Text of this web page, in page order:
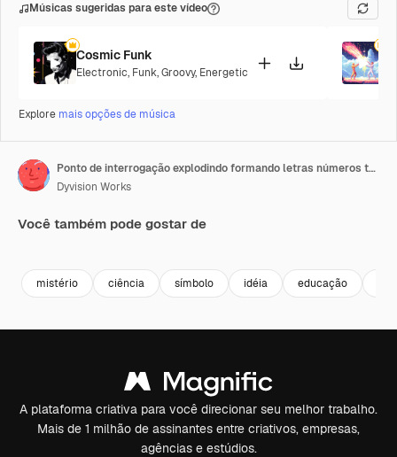
Músicas sugeridas para este vídeo
Cosmic Funk
Electronic, Funk,Groovy, Energetic
Explore mais opções de música
Ponto de interrogação explodindo formando letras números transição ideia ajuda FAQ resposta
Dyvision Works
Você também pode gostar de
mistério ciência símbolo idéia educação
A plataforma criativa para você direcionar seu melhor trabalho.
Mais de 1 milhão de assinantes entre criativos, empresas,
agências e estúdios.